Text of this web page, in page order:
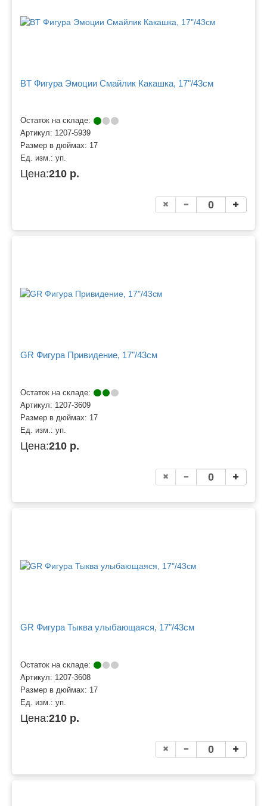
BT Фигура Эмоции Смайлик Какашка, 17"/43см
Остаток на складе:
Артикул: 1207-5939
Размер в дюймах: 17
Ед. изм.: уп.
Цена:210 р.
GR Фигура Привидение, 17"/43см
Остаток на складе:
Артикул: 1207-3609
Размер в дюймах: 17
Ед. изм.: уп.
Цена:210 р.
GR Фигура Тыква улыбающаяся, 17"/43см
Остаток на складе:
Артикул: 1207-3608
Размер в дюймах: 17
Ед. изм.: уп.
Цена:210 р.